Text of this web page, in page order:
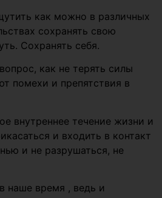
как можно в различных
сохранять свою
Сохранять себя.
как не терять силы
помехи и препятствия в
внутреннее течение жизни и
и входить в контакт
и не разрушаться, не
наше время , ведь и